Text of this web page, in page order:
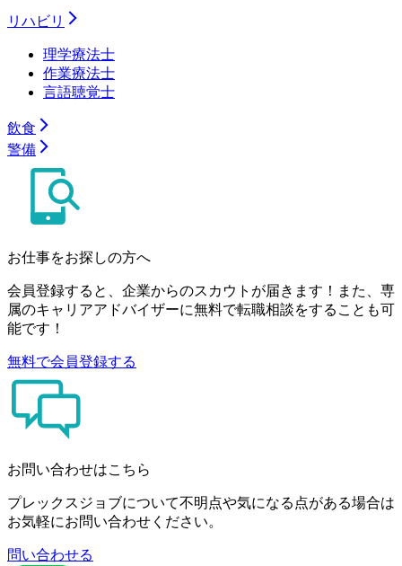
リハビリ
理学療法士
作業療法士
言語聴覚士
飲食
警備
お仕事をお探しの方へ
会員登録すると、企業からのスカウトが届きます！また、専
属のキャリアアドバイザーに無料で転職相談をすることも可
能です！
無料で会員登録する
お問い合わせはこちら
プレックスジョブについて不明点や気になる点がある場合は
お気軽にお問い合わせください。
問い合わせる